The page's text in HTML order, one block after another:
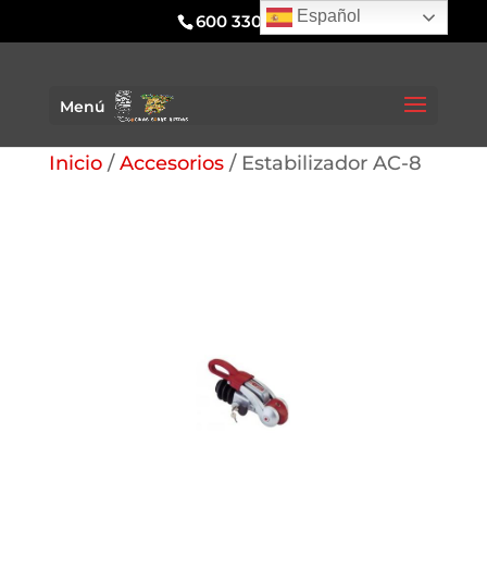
600 330 295
Menú
Inicio/Accesorios/ Estabilizador AC-8
Español